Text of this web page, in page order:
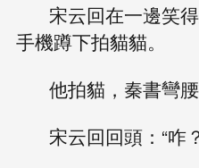
宋云回在一邊笑
手機蹲下拍貓貓。
他拍貓，秦書彎腰
宋云回回頭：“咋